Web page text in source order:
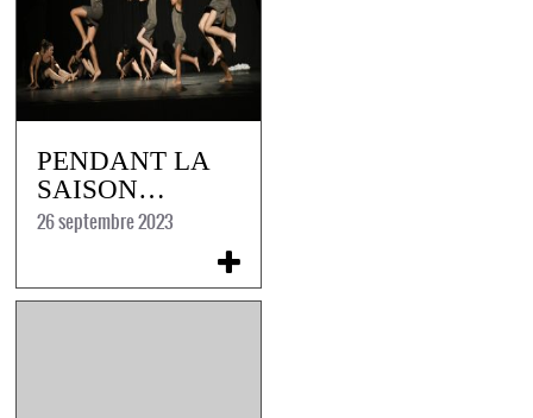
PENDANT LA
SAISON…
26 septembre 2023